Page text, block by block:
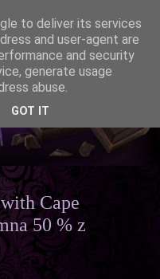
Cape
50 % z
to deliver its services
and user-agent are
and security
generate usage
abuse.
GOT IT